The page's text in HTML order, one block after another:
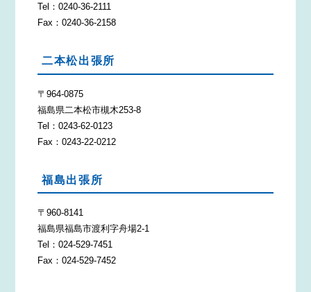
Tel：0240-36-2111
Fax：0240-36-2158
二本松出張所
〒964-0875
福島県二本松市槻木253-8
Tel：0243-62-0123
Fax：0243-22-0212
福島出張所
〒960-8141
福島県福島市渡利字舟場2-1
Tel：024-529-7451
Fax：024-529-7452